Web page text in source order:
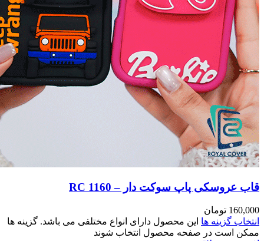
مختلفی می باشد. گزینه ها